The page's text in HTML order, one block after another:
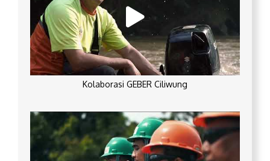
Kolaborasi GEBER Ciliwung